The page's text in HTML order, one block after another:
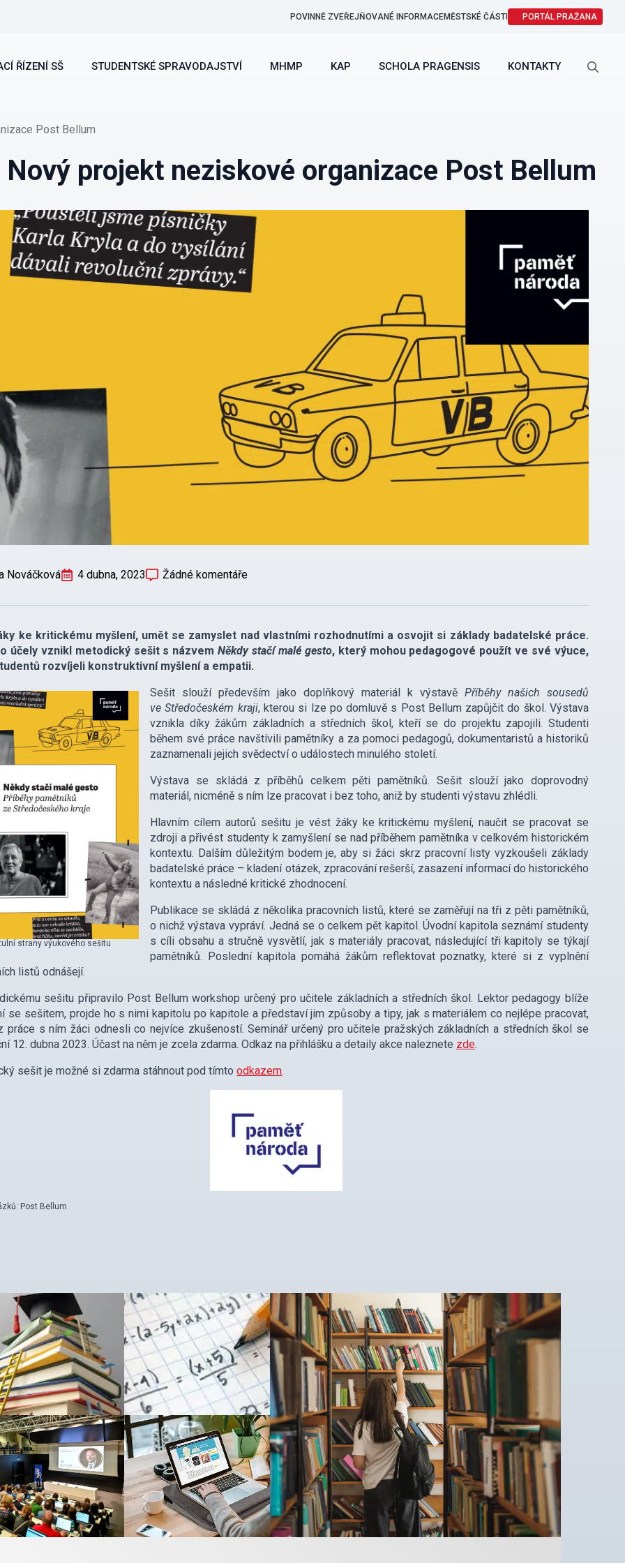
POVINNĚ ZVEŘEJŇOVANÉ INFORMACEMĚSTSKÉ ČÁSTI PORTÁL PRAŽANA
ŘÍZENÍ SŠ STUDENTSKÉ SPRAVODAJSTVÍ MHMP KAP SCHOLA PRAGENSIS KONTAKTY
Post Bellum
projekt neziskové organizace Post Bellum
Nováčková 4 dubna, 2023 Žádné komentáře
ke kritickému myšlení, umět se zamyslet nad vlastními rozhodnutími a osvojit si základy badatelské práce.
účely vznikl metodický sešit s názvemNěkdy stačí malé gesto, který mohou pedagogové použít ve své výuce,
rozvíjeli konstruktivní myšlení a empatii.
strany výukového sešitu
Sešit slouží především jako doplňkový materiál k výstavěPříběhy našich sousedů
ve Středočeském kraji, kterou si lze po domluvě s Post Bellum zapůjčit do škol. Výstava
vznikla díky žákům základních a středních škol, kteří se do projektu zapojili. Studenti
během své práce navštívili pamětníky a za pomoci pedagogů, dokumentaristů a historiků
zaznamenali jejich svědectví o událostech minulého století.
Výstava se skládá z příběhů celkem pěti pamětníků. Sešit slouží jako doprovodný
materiál, nicméně s ním lze pracovat i bez toho, aniž by studenti výstavu zhlédli.
Hlavním cílem autorů sešitu je vést žáky ke kritickému myšlení, naučit se pracovat se
zdroji a přivést studenty k zamyšlení se nad příběhem pamětníka v celkovém historickém
kontextu. Dalším důležitým bodem je, aby si žáci skrz pracovní listy vyzkoušeli základy
badatelské práce – kladení otázek, zpracování rešerší, zasazení informací do historického
kontextu a následné kritické zhodnocení.
Publikace se skládá z několika pracovních listů, které se zaměřují na tři z pěti pamětníků,
o nichž výstava vypráví. Jedná se o celkem pět kapitol. Úvodní kapitola seznámí studenty
s cíli obsahu a stručně vysvětlí, jak s materiály pracovat, následující tři kapitoly se týkají
pamětníků. Poslední kapitola pomáhá žákům reflektovat poznatky, které si z vyplnění
listů odnášejí.
sešitu připravilo Post Bellum workshop určený pro učitele základních a středních škol. Lektor pedagogy blíže
se sešitem, projde ho s nimi kapitolu po kapitole a představí jim způsoby a tipy, jak s materiálem co nejlépe pracovat,
práce s ním žáci odnesli co nejvíce zkušeností. Seminář určený pro učitele pražských základních a středních škol se
12. dubna 2023. Účast na něm je zcela zdarma. Odkaz na přihlášku a detaily akce naleznete zde.
sešit je možné si zdarma stáhnout pod tímtoodkazem.
Post Bellum